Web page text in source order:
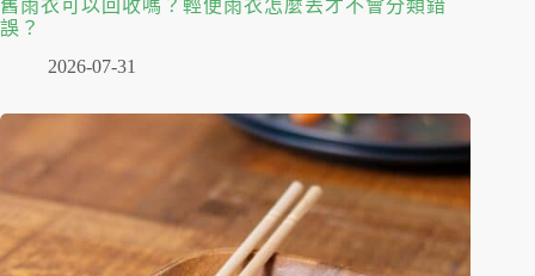
舊雨衣可以回收嗎？輕便雨衣怎麼丟才不會分類錯
誤？
2026-07-31